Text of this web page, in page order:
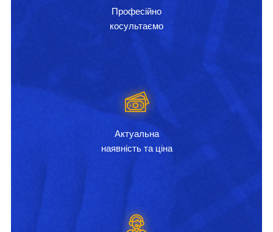
Професійно
косультаємо
Актуальна
наявність та ціна